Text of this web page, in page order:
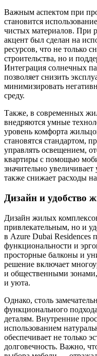
Важным аспектом при
становится
чистых материалов. При
акцент был сделан на
ресурсов, что не только
строительства, но и
Интеграция солнечных
позволяет снизить
минимизировать
среду.
Также, в современных
внедряются умные
уровень комфорта
становятся стандартом,
управлять освещением,
квартиры с помощью
значительно
также снижает расходы
Дизайн и удобство
Дизайн жилых
привлекательным, но и
в Azure Dubai Residences
функциональности и
просторные балконы и
решение включает
и общественными зонами,
и уюта.
Однако, столь
функционального
деталям. Внутренние
использованием
обеспечивает не только
долговечность. Важно,